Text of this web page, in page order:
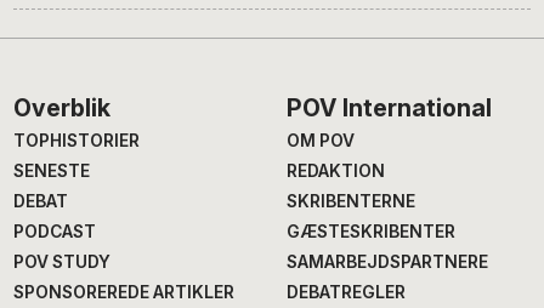
Footer
Overblik
TOPHISTORIER
SENESTE
DEBAT
PODCAST
POV STUDY
SPONSOREREDE ARTIKLER
POV International
OM POV
REDAKTION
SKRIBENTERNE
GÆSTESKRIBENTER
SAMARBEJDSPARTNERE
DEBATREGLER